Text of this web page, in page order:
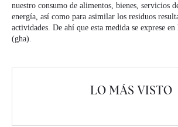
nuestro consumo de alimentos, bienes, servicios
energía, así como para asimilar los residuos
actividades. De ahí que esta medida se exprese en
(gha).
LO MÁS VISTO